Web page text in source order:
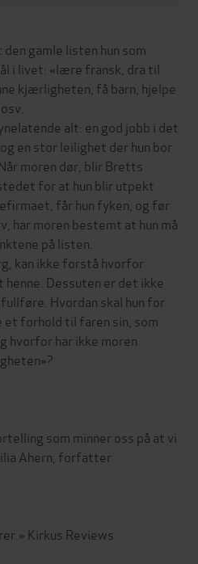
gamle listen hun som
i livet: «lære fransk, dra til
kjærligheten, få barn, hjelpe
alt: en god jobb i det
en stor leilighet der hun bor
moren dør, blir Bretts
for at hun blir utpekt
får hun fyken, og før
har moren bestemt at hun må
på listen.
kan ikke forstå hvorfor
Dessuten er det ikke
Hvordan skal hun for
et forhold til faren sin, som
hvorfor har ikke moren
som minner oss på at vi
Ahern, forfatter
Kirkus Reviews